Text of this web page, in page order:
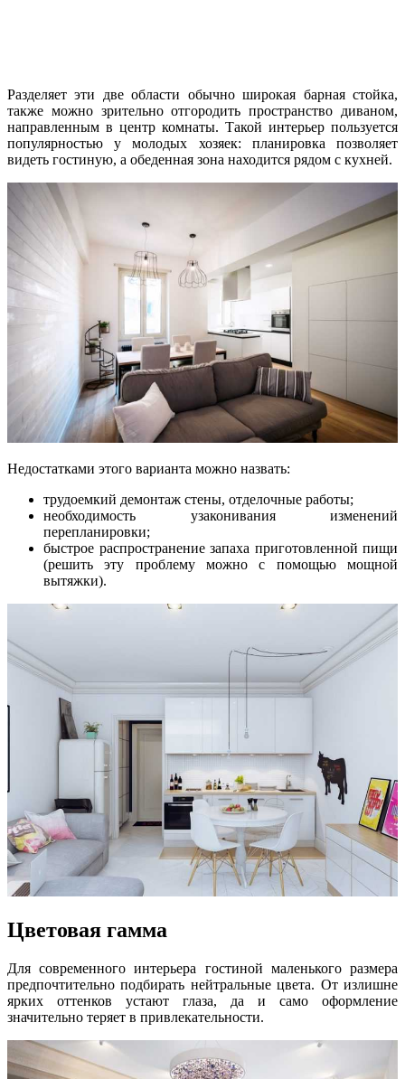
Разделяет эти две области обычно широкая барная стойка,
также можно зрительно отгородить пространство диваном,
направленным в центр комнаты. Такой интерьер пользуется
популярностью у молодых хозяек: планировка позволяет
видеть гостиную, а обеденная зона находится рядом с кухней.
Недостатками этого варианта можно назвать:
трудоемкий демонтаж стены, отделочные работы;
необходимость узаконивания изменений
перепланировки;
быстрое распространение запаха приготовленной пищи
(решить эту проблему можно с помощью мощной
вытяжки).
Цветовая гамма
Для современного интерьера гостиной маленького размера
предпочтительно подбирать нейтральные цвета. От излишне
ярких оттенков устают глаза, да и само оформление
значительно теряет в привлекательности.